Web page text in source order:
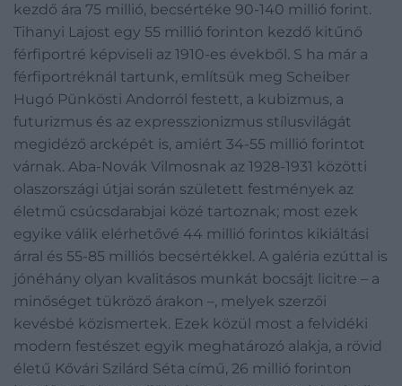
kezdő ára 75 millió, becsértéke 90-140 millió forint.
Tihanyi Lajost egy 55 millió forinton kezdő kitűnő
férfiportré képviseli az 1910-es évekből. S ha már a
férfiportréknál tartunk, említsük meg Scheiber
Hugó Pünkösti Andorról festett, a kubizmus, a
futurizmus és az expresszionizmus stílusvilágát
megidéző arcképét is, amiért 34-55 millió forintot
várnak. Aba-Novák Vilmosnak az 1928-1931 közötti
olaszországi útjai során született festmények az
életmű csúcsdarabjai közé tartoznak; most ezek
egyike válik elérhetővé 44 millió forintos kikiáltási
árral és 55-85 milliós becsértékkel. A galéria ezúttal is
jónéhány olyan kvalitásos munkát bocsájt licitre – a
minőséget tükröző árakon –, melyek szerzői
kevésbé közismertek. Ezek közül most a felvidéki
modern festészet egyik meghatározó alakja, a rövid
életű Kővári Szilárd Séta című, 26 millió forinton